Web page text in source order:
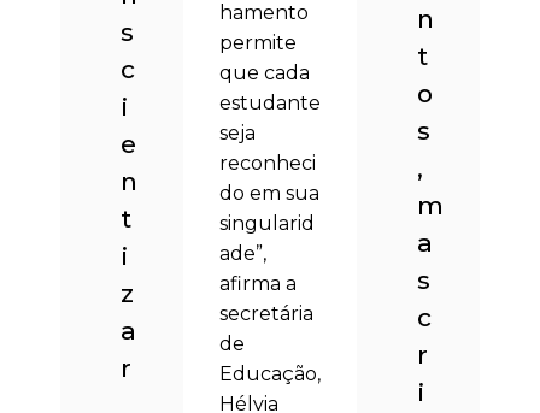
s
c
i
e
n
t
i
z
a
r
n
t
o
s
,
m
a
s
c
r
i
hamento
permite
que cada
estudante
seja
reconheci
do em sua
singularid
ade”,
afirma a
secretária
de
Educação,
Hélvia